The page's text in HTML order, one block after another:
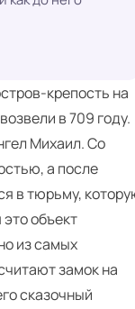
крепость на
в 709 году.
Михаил. Со
а после
в тюрьму,
объект
из самых
замок на
сказочный